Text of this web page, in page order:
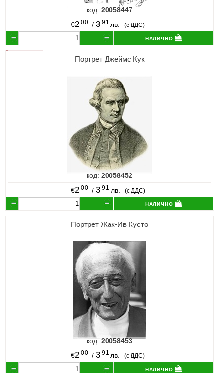
код: 20058447
€2 00 / 3 91 лв. (с ДДС)
налично
Портрет Джеймс Кук
код: 20058452
€2 00 /3 91 лв. (с ДДС)
налично
Портрет Жак-Ив Кусто
код:20058453
€2 00 / 3 91 лв. (с ДДС)
налично